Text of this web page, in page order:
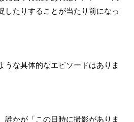
したりすることが当たり前になっ
うな具体的なエピソードはありま
誰かが「この日時に撮影がありま